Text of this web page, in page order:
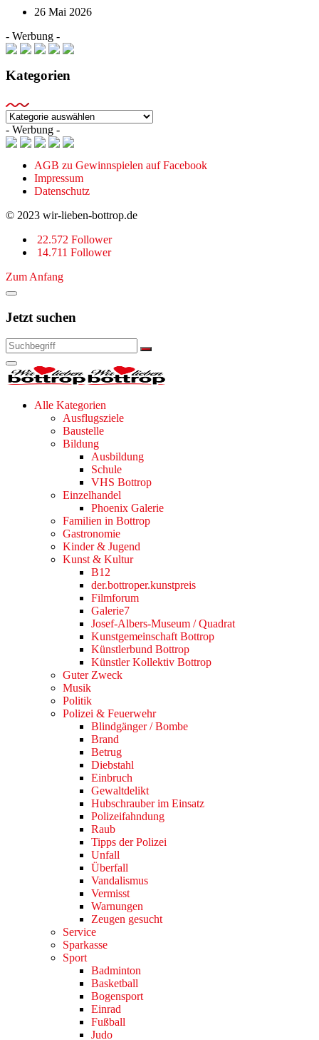
26 Mai 2026
- Werbung -
Kategorien
Kategorien
- Werbung -
AGB zu Gewinnspielen auf Facebook
Impressum
Datenschutz
© 2023 wir-lieben-bottrop.de
22.572 Follower
14.711 Follower
Zum Anfang
Jetzt suchen
Alle Kategorien
Ausflugsziele
Baustelle
Bildung
Ausbildung
Schule
VHS Bottrop
Einzelhandel
Phoenix Galerie
Familien in Bottrop
Gastronomie
Kinder & Jugend
Kunst & Kultur
B12
der.bottroper.kunstpreis
Filmforum
Galerie7
Josef-Albers-Museum / Quadrat
Kunstgemeinschaft Bottrop
Künstlerbund Bottrop
Künstler Kollektiv Bottrop
Guter Zweck
Musik
Politik
Polizei & Feuerwehr
Blindgänger / Bombe
Brand
Betrug
Diebstahl
Einbruch
Gewaltdelikt
Hubschrauber im Einsatz
Polizeifahndung
Raub
Tipps der Polizei
Unfall
Überfall
Vandalismus
Vermisst
Warnungen
Zeugen gesucht
Service
Sparkasse
Sport
Badminton
Basketball
Bogensport
Einrad
Fußball
Judo